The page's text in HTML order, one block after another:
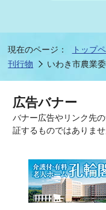
現在のページ： トップ
刊行物
いわき市農業
広告バナー
バナー広告やリンク先
証するものではありませ